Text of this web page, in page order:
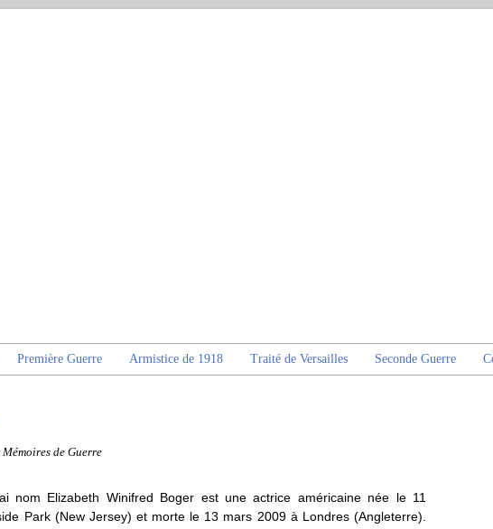
Première Guerre Armistice de 1918 Traité de Versailles Seconde Guerre
de Guerre
nom Elizabeth Winifred Boger est une actrice américaine née le 11
Park (New Jersey) et morte le 13 mars 2009 à Londres (Angleterre).